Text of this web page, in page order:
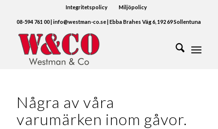
Integritetspolicy Miljöpolicy
08-594 761 00 | info@westman-co.se | Ebba Brahes Väg 6, 192 69 Sollentuna
Några av våra
varumärken inom gåvor.